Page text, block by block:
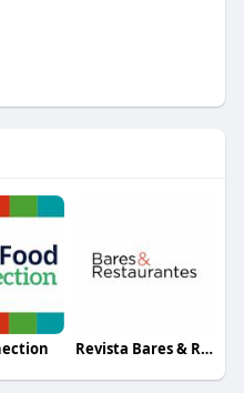
Revista Bares & Restaurantes